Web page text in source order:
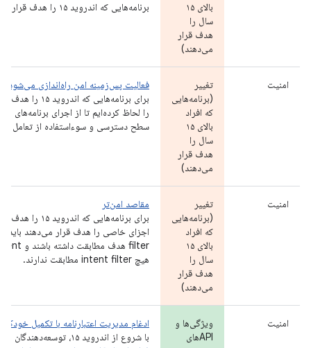
بالای ۱۵
سال را
هدف قرار
می‌دهند)
برنامه‌هایی که اندروید ۱۵ را هدف قرار می‌دهند، مجاز نیستند.
امنیت
تغییر
(برنامه‌هایی
که افراد
بالای ۱۵
سال را
هدف قرار
می‌دهند)
فعالیت پس‌زمینه امن راه‌اندازی می‌شود
برای برنامه‌هایی
را لحاظ کرده‌ایم تا از اجرای برنامه‌های
سطح دسترسی و سوءاستفاده از تعامل
امنیت
تغییر
(برنامه‌هایی
که افراد
بالای ۱۵
سال را
هدف قرار
می‌دهند)
مقاصد امن‌تر
هیچ intent filter مطابقت ندارند.
امنیت
ویژگی‌ها و
APIهای
ادغام مدیریت اعتبارنامه با تکمیل خودکار
با شروع از اندروید ۱۵، توسعه‌دهندگان می‌توانند